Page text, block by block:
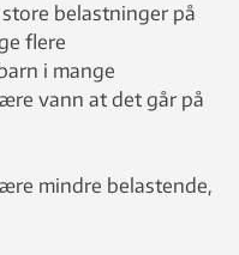
belastninger på
flere
i mange
vann at det går på
mindre belastende,